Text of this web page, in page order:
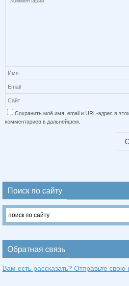
Сохранить моё имя, email и URL-адрес в
комментариев в дальнейшем.
Поиск по сайту
Обратная связь
Вам есть рассказать? Отправьте свою